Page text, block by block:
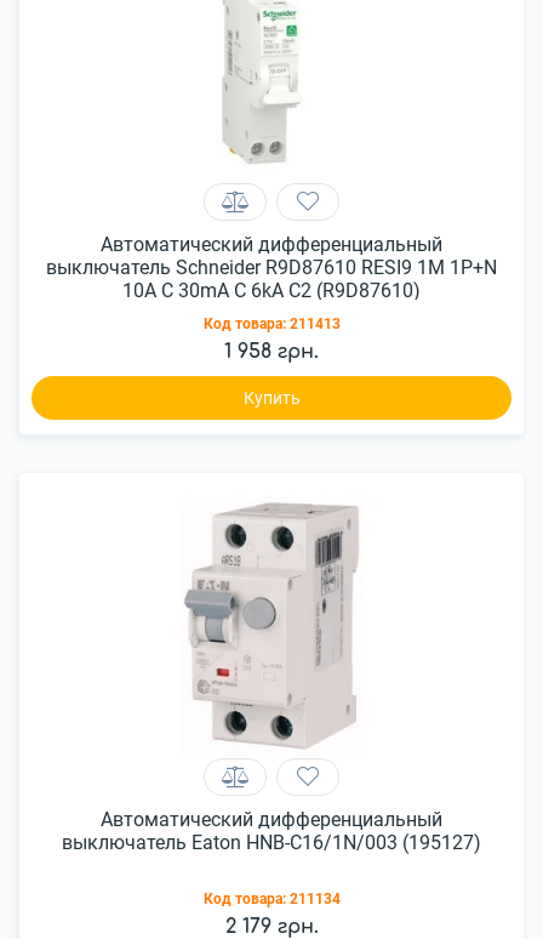
Автоматический дифференциальный
выключатель Schneider R9D87610 RESI9 1M 1P+N
10A C 30mA C 6kA C2 (R9D87610)
Код товара: 211413
1 958 грн.
Купить
Автоматический дифференциальный
выключатель Eaton HNB-C16/1N/003 (195127)
Код товара: 211134
2 179 грн.